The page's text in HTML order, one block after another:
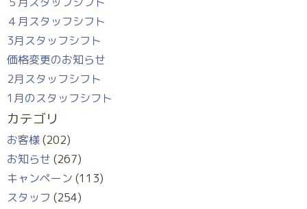
４月スタッフシフト
3月スタッフシフト
価格変更のお知らせ
2月スタッフシフト
1月のスタッフシフト
カテゴリ
お客様(202)
お知らせ (267)
キャンペーン (113)
スタッフ (254)